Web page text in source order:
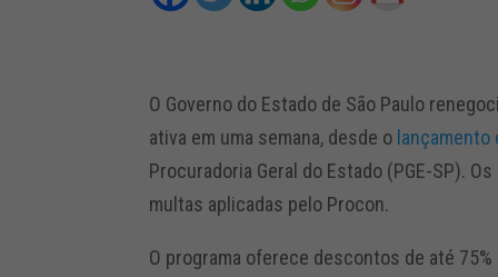
O Governo do Estado de São Paulo
ativa em uma semana, desde o lançamento
Procuradoria Geral do Estado (PGE-SP).
multas aplicadas pelo Procon.
O programa oferece descontos de até